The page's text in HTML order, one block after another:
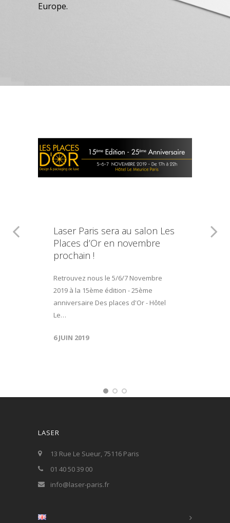
Europe.
Laser Paris sera au salon Les
Places d’Or en novembre
prochain !
Retrouvez nous le 5/6/7 Novembre
2019 à la 15ème édition - 25ème
anniversaire Des places d'Or - Hôtel
Le…
6 JUIN 2019
LASER
13 Rue Le Sueur, 75116 Paris
01 40 50 39 00
info@laser-paris.fr